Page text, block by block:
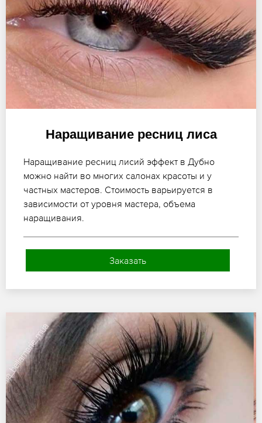
Наращивание ресниц лиса
Наращивание ресниц лисий эффект в Дубно
можно найти во многих салонах красоты и у
частных мастеров. Стоимость варьируется в
зависимости от уровня мастера, объема
наращивания.
Заказать